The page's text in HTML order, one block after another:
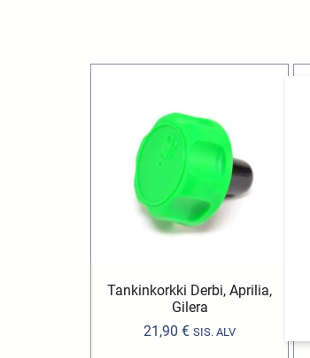
Tankinkorkki Derbi, Aprilia,
Gilera
21,90 € SIS. ALV